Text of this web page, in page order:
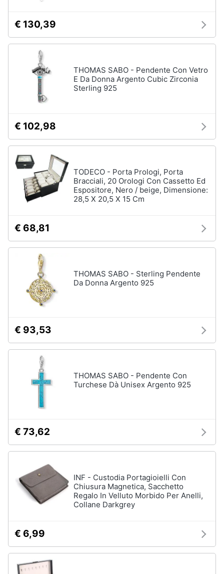
€ 130,39
THOMAS SABO - Pendente Con Vetro
E Da Donna Argento Cubic Zirconia
Sterling 925
€ 102,98
TODECO - Porta Prologi, Porta
Bracciali, 20 Orologi Con Cassetto Ed
Espositore, Nero / beige, Dimensione:
28,5 X 20,5 X 15 Cm
€ 68,81
THOMAS SABO - Sterling Pendente
Da Donna Argento 925
€ 93,53
THOMAS SABO - Pendente Con
Turchese Dà Unisex Argento 925
€ 73,62
INF - Custodia Portagioielli Con
Chiusura Magnetica, Sacchetto
Regalo In Velluto Morbido Per Anelli,
Collane Darkgrey
€ 6,99